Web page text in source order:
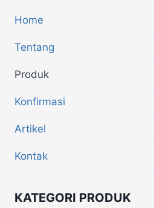
Home
Tentang
Produk
Konfirmasi
Artikel
Kontak
KATEGORI PRODUK